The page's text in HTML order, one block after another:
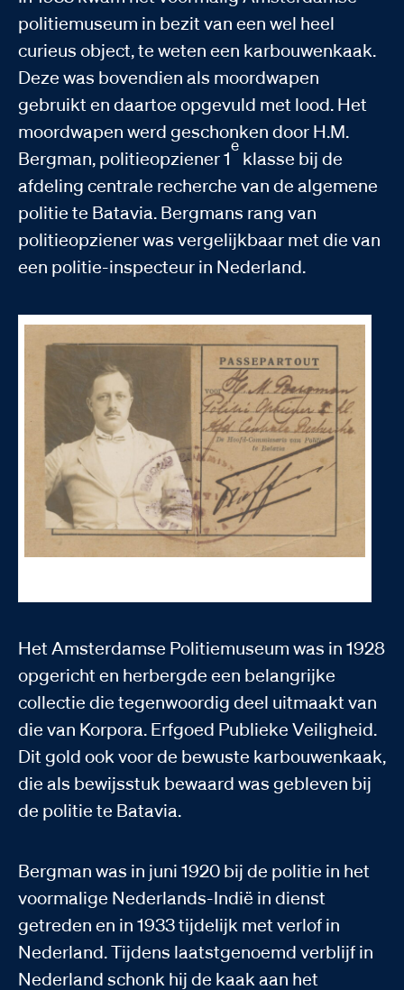
politiemuseum in bezit van een wel heel
curieus object, te weten een karbouwenkaak.
Deze was bovendien als moordwapen
gebruikt en daartoe opgevuld met lood. Het
moordwapen werd geschonken door H.M.
Bergman, politieopziener 1
e
klasse bij de
afdeling centrale recherche van de algemene
politie te Batavia. Bergmans rang van
politieopziener was vergelijkbaar met die van
een politie-inspecteur in Nederland.
Het Amsterdamse Politiemuseum was in 1928
opgericht en herbergde een belangrijke
collectie die tegenwoordig deel uitmaakt van
die van Korpora. Erfgoed Publieke Veiligheid.
Dit gold ook voor de bewuste karbouwenkaak,
die als bewijsstuk bewaard was gebleven bij
de politie te Batavia.
Bergman was in juni 1920 bij de politie in het
voormalige Nederlands-Indië in dienst
getreden en in 1933 tijdelijk met verlof in
Nederland. Tijdens laatstgenoemd verblijf in
Nederland schonk hij de kaak aan het